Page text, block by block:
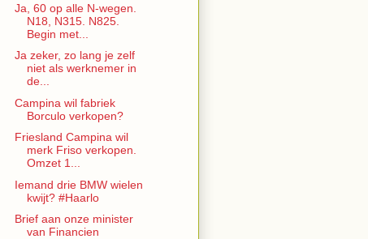
Ja, 60 op alle N-wegen.
N18, N315. N825.
Begin met...
Ja zeker, zo lang je zelf
niet als werknemer in
de...
Campina wil fabriek
Borculo verkopen?
Friesland Campina wil
merk Friso verkopen.
Omzet 1...
Iemand drie BMW wielen
kwijt? #Haarlo
Brief aan onze minister
van Financien